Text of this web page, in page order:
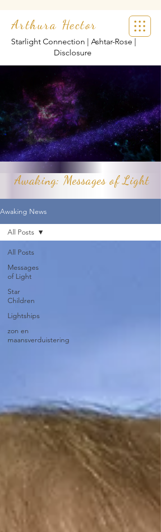
Arthura Hector
Starlight Connection | Ashtar-Rose |
Disclosure
Awaking: Messages of Light
Awaking News
All Posts
Messages
of Light
Star
Children
Lightships
zon en
maansverduistering
All Posts